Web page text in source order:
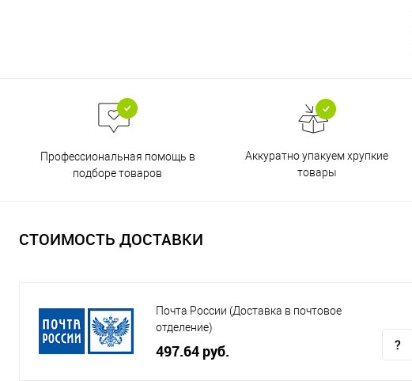
Профессиональная помощь в
подборе товаров
Аккуратно упакуем хрупкие
товары
СТОИМОСТЬ ДОСТАВКИ
Почта России (Доставка в почтовое
отделение)
497.64 руб.